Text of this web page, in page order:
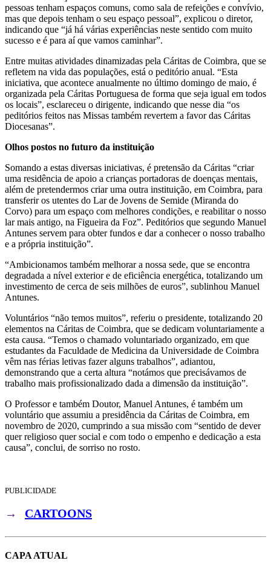
pessoas tenham espaços comuns, como sala de refeições e convívio,
mas que depois tenham o seu espaço pessoal”, explicou o diretor,
indicando que “já há várias experiências neste sentido com muito
sucesso e é para aí que vamos caminhar”.
Entre muitas atividades dinamizadas pela Cáritas de Coimbra, que se
refletem na vida das populações, está o peditório anual. “Esta
iniciativa, que acontece anualmente no último domingo de maio, é
organizada pela Cáritas Portuguesa de forma que seja igual em todos
os locais”, esclareceu o dirigente, indicando que nesse dia “os
peditórios feitos nas Missas também revertem a favor das Cáritas
Diocesanas”.
Olhos postos no futuro da instituição
Somando a estas diversas iniciativas, é pretensão da Cáritas “criar
uma residência de apoio a crianças portadoras de doenças mentais,
além de pretendermos criar uma outra instituição, em Coimbra, para
transferir os utentes do Lar de Jovens de Semide (Miranda do
Corvo) para um espaço com melhores condições, e reabilitar o nosso
lar mais antigo, na Figueira da Foz”. Peditórios que segundo Manuel
Antunes servem para obter fundos e dar a conhecer o nosso trabalho
e a própria instituição”.
“Ambicionamos também melhorar a nossa sede, que se encontra
degradada a nível exterior e de eficiência energética, totalizando um
investimento de cerca de seis milhões de euros”, sublinhou Manuel
Antunes.
Voluntários “não temos muitos”, referiu o presidente, totalizando 20
elementos na Cáritas de Coimbra, que se dedicam voluntariamente a
esta causa. “Temos o chamado voluntariado organizado, em que
estudantes da Faculdade de Medicina da Universidade de Coimbra
vêm nas férias letivas fazer alguns trabalhos”, adiantou,
demonstrando que a certa altura “notámos que precisávamos de
trabalho mais profissionalizado dada a dimensão da instituição”.
O Professor e também Doutor, Manuel Antunes, é também um
voluntário que assumiu a presidência da Cáritas de Coimbra, em
novembro de 2020, cumprindo a sua missão com “sentido de dever
quer religioso quer social e com todo o empenho e dedicação a esta
causa”, conclui, de sorriso no rosto.
PUBLICIDADE
→ CARTOONS
CAPA ATUAL